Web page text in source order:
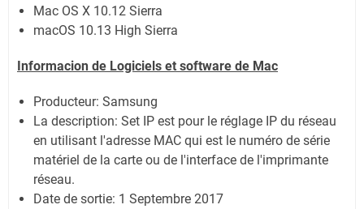
Mac OS X 10.12 Sierra
macOS 10.13 High Sierra
Informacion de Logiciels et software de Mac
Producteur: Samsung
La description: Set IP est pour le réglage IP du réseau
en utilisant l'adresse MAC qui est le numéro de série
matériel de la carte ou de l'interface de l'imprimante
réseau.
Date de sortie: 1 Septembre 2017